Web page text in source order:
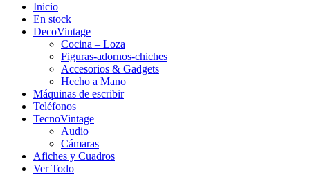
Inicio
En stock
DecoVintage
Cocina – Loza
Figuras-adornos-chiches
Accesorios & Gadgets
Hecho a Mano
Máquinas de escribir
Teléfonos
TecnoVintage
Audio
Cámaras
Afiches y Cuadros
Ver Todo